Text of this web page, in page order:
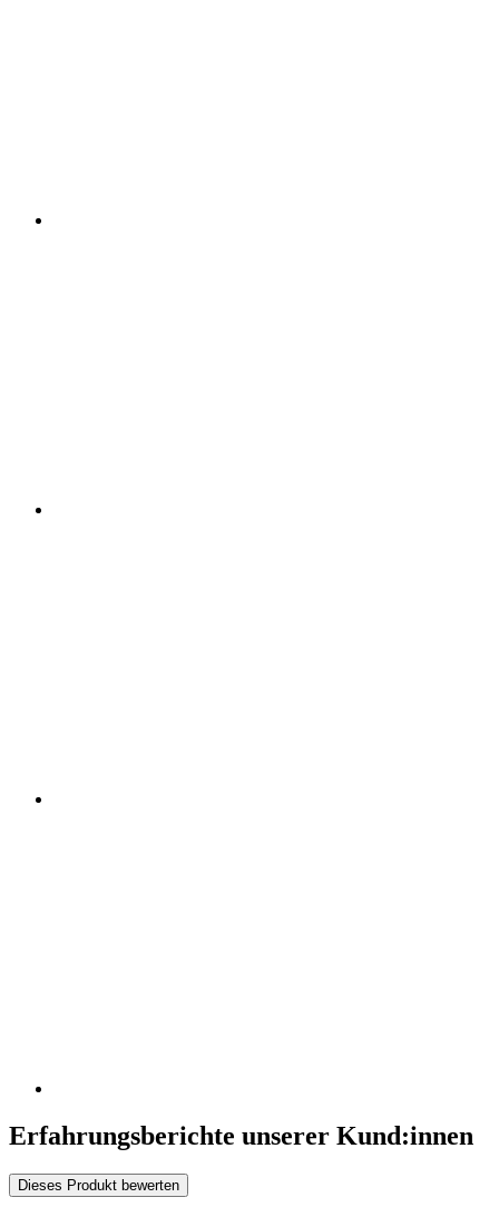
Erfahrungsberichte unserer Kund:innen
Dieses Produkt bewerten